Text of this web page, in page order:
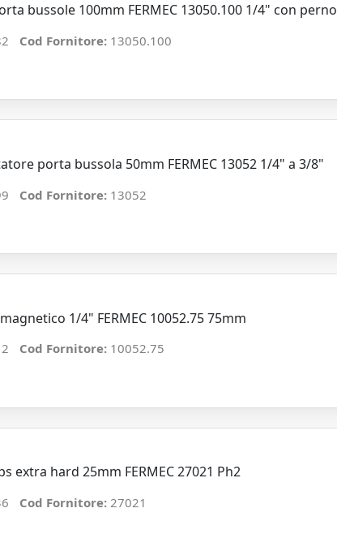
bussole 100mm FERMEC 13050.100 1/4" con perno
Cod Fornitore: 13050.100
porta bussola 50mm FERMEC 13052 1/4" a 3/8"
Cod Fornitore: 13052
1/4" FERMEC 10052.75 75mm
Cod Fornitore: 10052.75
extra hard 25mm FERMEC 27021 Ph2
Cod Fornitore: 27021